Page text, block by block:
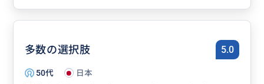
多数の選択肢 5.0
50代
日本